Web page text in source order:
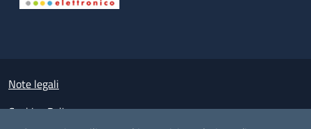
Small prints
Note legali
Cookies Policy